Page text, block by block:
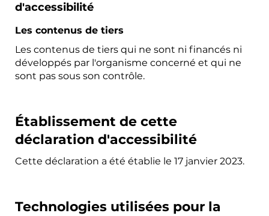
d'accessibilité
Les contenus de tiers
Les contenus de tiers qui ne sont ni financés ni
développés par l'organisme concerné et qui ne
sont pas sous son contrôle.
Établissement de cette
déclaration d'accessibilité
Cette déclaration a été établie le 17 janvier 2023.
Technologies utilisées pour la